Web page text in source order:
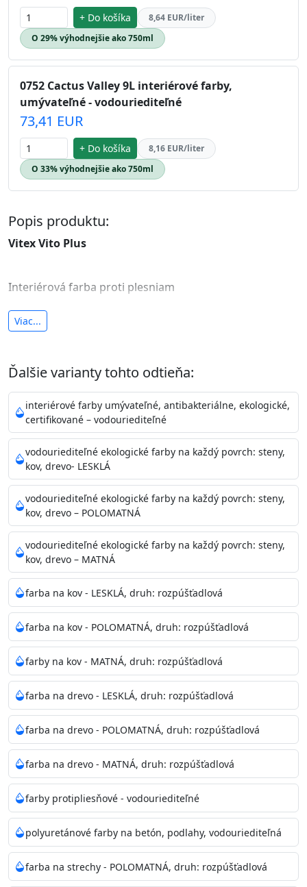
+ Do košíka
8,64 EUR/liter
O 29% výhodnejšie ako 750ml
0752 Cactus Valley 9L interiérové farby,
umývateľné - vodouriediteľné
73,41 EUR
+ Do košíka
8,16 EUR/liter
O 33% výhodnejšie ako 750ml
Popis produktu:
Vitex Vito Plus
Interiérová farba proti plesniam
antibakteriálna a umývateľná
Je interiérová protiplesňová farba s iónmi
Vďaka svojmu špeciálnemu zloženiu
znižuje (o 99,9%) množstvo baktérií na povrchu náteru.
Preto jevhodná na nátery priestor s
vysokými nárokmi na hygienickú čistotu ako sú
nemocnice, pôrodnice, operačné
sály, potravinárske priestory, detské izby, školy,
škôlky, telocvične, a samozrejme je
vhodná aj do bežných priestorov. Je plne umývateľná
(trieda 2 podľa EN 13300) pri
zachovaní priedušnosti vodných pár z natretých
povrchov. Má vynikajúcu kryciu schopnosť,
vysokú výdatnosť a výborný rozliv. Je možné ju tónovať v
bohatej škále odtieňov.
Odtieň: Biela + je možné tónovať podľa RAL, NCS,
Pantone
Informácie k aplikácií
Pred použitím farbu narieďte do 10% vodou podľa
spôsobu aplikácie. Dobre premiešajte a občas opakujte
aj počas náteru. Naneste jednu
vrstvu štetcom, valčekom alebo striekacou pištoľou
farba zasychá na dotyk po 30-60min./23°C po
dokonalom preschnutí minimálne 3-
4hod/23°C je možné aplikovať ďalšiu vrstvu náteru.
Doba schnutia je závislá na poveternostných
podmienkach s vyššou vlhkosťou a nižšou
teplotou sa doba schnutia predlžuje.
Viac...
Ďalšie varianty tohto odtieňa:
interiérové farby umývateľné, antibakteriálne, ekologické,
certifikované – vodouriediteľné
vodouriediteľné ekologické farby na každý povrch: steny,
kov, drevo- LESKLÁ
vodouriediteľné ekologické farby na každý povrch: steny,
kov, drevo – POLOMATNÁ
vodouriediteľné ekologické farby na každý povrch: steny,
kov, drevo – MATNÁ
farba na kov - LESKLÁ, druh: rozpúšťadlová
farba na kov - POLOMATNÁ, druh: rozpúšťadlová
farby na kov - MATNÁ, druh: rozpúšťadlová
farba na drevo - LESKLÁ, druh: rozpúšťadlová
farba na drevo - POLOMATNÁ, druh: rozpúšťadlová
farba na drevo - MATNÁ, druh: rozpúšťadlová
farby protipliesňové - vodouriediteľné
polyuretánové farby na betón, podlahy, vodouriediteľná
farba na strechy - POLOMATNÁ, druh: rozpúšťadlová